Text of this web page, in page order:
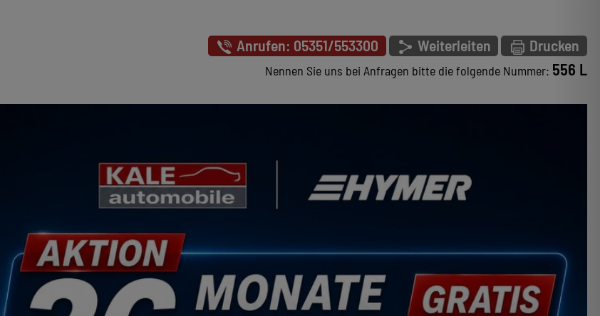
Anrufen: 05351/553300 Weiterleiten Drucken
Nennen Sie uns bei Anfragen bitte die folgende Nummer: 556 L